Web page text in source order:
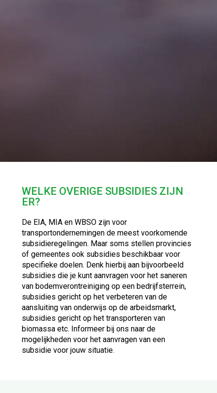
OVER TRANSPORTSUBSIDIES
WELKE OVERIGE SUBSIDIES ZIJN
ER?
De EIA, MIA en WBSO zijn voor
transportondernemingen de meest voorkomende
subsidieregelingen. Maar soms stellen provincies
of gemeentes ook subsidies beschikbaar voor
specifieke doelen. Denk hierbij aan bijvoorbeeld
subsidies die je kunt aanvragen voor het saneren
van bodemverontreiniging op een bedrijfsterrein,
subsidies gericht op het verbeteren van de
aansluiting van onderwijs op de arbeidsmarkt,
subsidies gericht op het transporteren van
biomassa etc. Informeer bij ons naar de
mogelijkheden voor het aanvragen van een
subsidie voor jouw situatie.